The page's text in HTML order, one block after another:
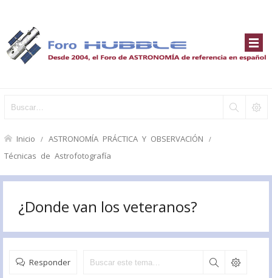
Inicio ASTRONOMÍA PRÁCTICA Y OBSERVACIÓN
Técnicas de Astrofotografía
¿Donde van los veteranos?
Responder